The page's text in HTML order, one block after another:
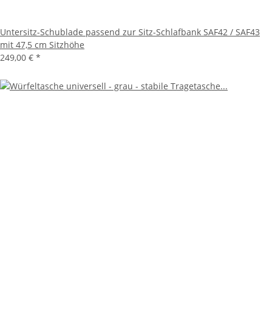
Untersitz-Schublade passend zur Sitz-Schlafbank SAF42 / SAF43
mit 47,5 cm Sitzhöhe
249,00 € *